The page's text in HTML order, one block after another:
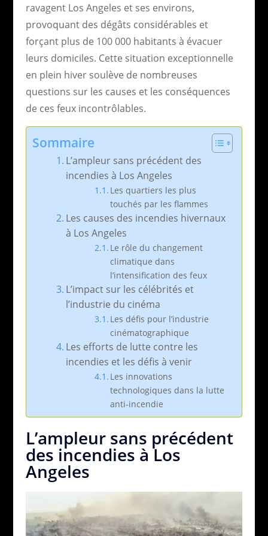
ravagent Los Angeles et ses environs,
provoquant des dégâts considérables et
forçant plus de 100 000 habitants à évacuer
leurs domiciles. Cette situation exceptionnelle
en plein hiver soulève de nombreuses
questions sur les causes et les conséquences
de ces feux incontrôlables.
Sommaire
L’ampleur sans précédent des
incendies à Los Angeles
Les quartiers les plus
touchés par les flammes
Les causes des incendies hivernaux
à Los Angeles
Le rôle du changement
climatique dans
l’intensification des feux
L’impact sur les célébrités et
l’industrie du cinéma
Les défis pour l’industrie
cinématographique
Les efforts de lutte contre les
incendies et les défis à venir
Les innovations
technologiques dans la lutte
anti-incendie
L’ampleur sans précédent
des incendies à Los
Angeles